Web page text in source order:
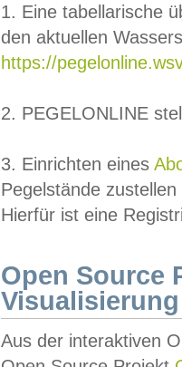
1. Eine tabellarische
den aktuellen
https://
2. PEGELONLINE
3. Einrichten eines
Pegelstände
Hierfür ist eine
Open Source
Visualisierung
Aus der interaktiven